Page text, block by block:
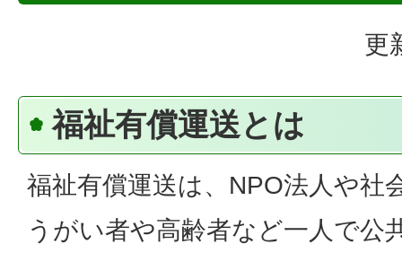
更
福祉有償運送とは
福祉有償運送は、NPO法人や社
うがい者や高齢者など一人で公